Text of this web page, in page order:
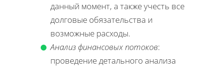
данный момент, а также учесть все
долговые обязательства и
возможные расходы.
Анализ финансовых потоков:
проведение детального анализа